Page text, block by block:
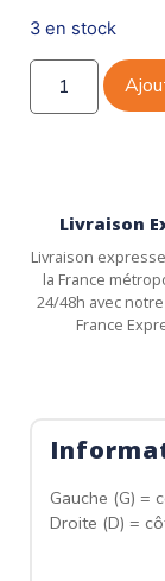
3 en stock
Livraison
Livraison
la France
24/48h avec
France
Gauche (G) =
Droite (D) =